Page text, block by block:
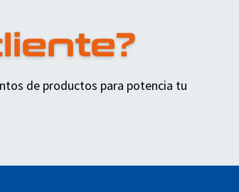
de productos para potencia tu